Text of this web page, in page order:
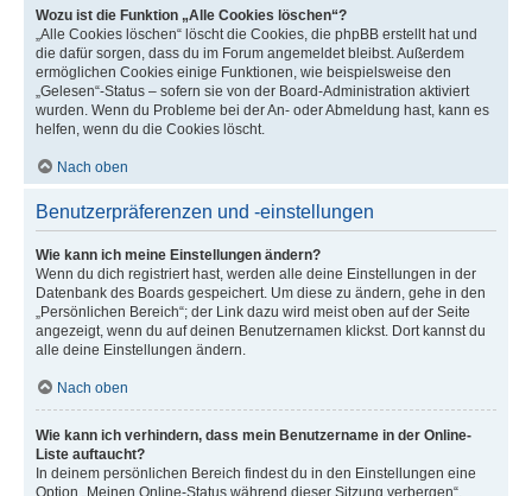
Wozu ist die Funktion „Alle Cookies löschen“?
„Alle Cookies löschen“ löscht die Cookies, die phpBB erstellt hat und
die dafür sorgen, dass du im Forum angemeldet bleibst. Außerdem
ermöglichen Cookies einige Funktionen, wie beispielsweise den
„Gelesen“-Status – sofern sie von der Board-Administration aktiviert
wurden. Wenn du Probleme bei der An- oder Abmeldung hast, kann es
helfen, wenn du die Cookies löscht.
Nach oben
Benutzerpräferenzen und -einstellungen
Wie kann ich meine Einstellungen ändern?
Wenn du dich registriert hast, werden alle deine Einstellungen in der
Datenbank des Boards gespeichert. Um diese zu ändern, gehe in den
„Persönlichen Bereich“; der Link dazu wird meist oben auf der Seite
angezeigt, wenn du auf deinen Benutzernamen klickst. Dort kannst du
alle deine Einstellungen ändern.
Nach oben
Wie kann ich verhindern, dass mein Benutzername in der Online-
Liste auftaucht?
In deinem persönlichen Bereich findest du in den Einstellungen eine